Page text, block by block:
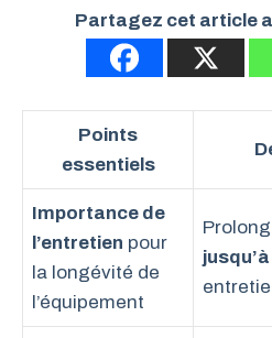
Partagez cet article
Points
essentiels
Importance de
l’entretien pour
la longévité de
l’équipement